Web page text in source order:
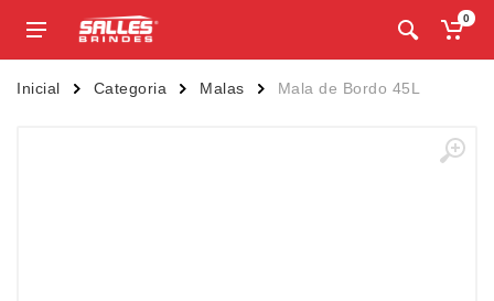
0
Inicial Categoria Malas Mala de Bordo 45L